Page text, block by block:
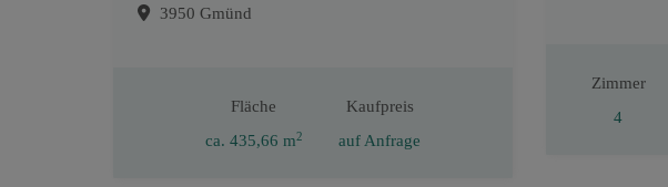
3950 Gmünd
Fläche
ca. 435,66 m2
Kaufpreis
auf Anfrage
Zimmer
4